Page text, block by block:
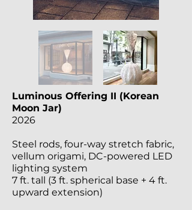
Luminous Offering II (Korean
Moon Jar)
2026
Steel rods, four-way stretch fabric,
vellum origami, DC-powered LED
lighting system
7 ft. tall (3 ft. spherical base + 4 ft.
upward extension)